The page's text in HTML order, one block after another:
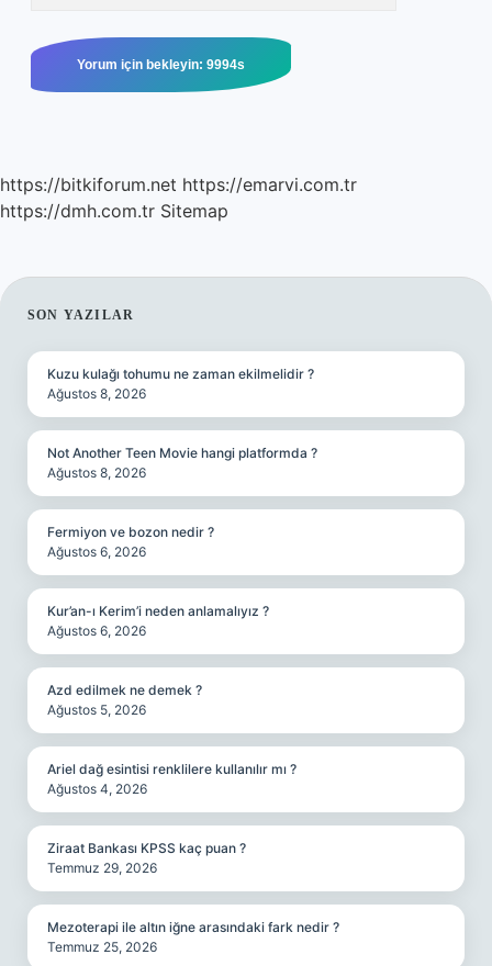
https://bitkiforum.net https://emarvi.com.tr
https://dmh.com.tr Sitemap
SIDEBAR
SON YAZILAR
Kuzu kulağı tohumu ne zaman ekilmelidir ?
Ağustos 8, 2026
Not Another Teen Movie hangi platformda ?
Ağustos 8, 2026
Fermiyon ve bozon nedir ?
Ağustos 6, 2026
Kur’an-ı Kerim’i neden anlamalıyız ?
Ağustos 6, 2026
Azd edilmek ne demek ?
Ağustos 5, 2026
Ariel dağ esintisi renklilere kullanılır mı ?
Ağustos 4, 2026
Ziraat Bankası KPSS kaç puan ?
Temmuz 29, 2026
Mezoterapi ile altın iğne arasındaki fark nedir ?
Temmuz 25, 2026